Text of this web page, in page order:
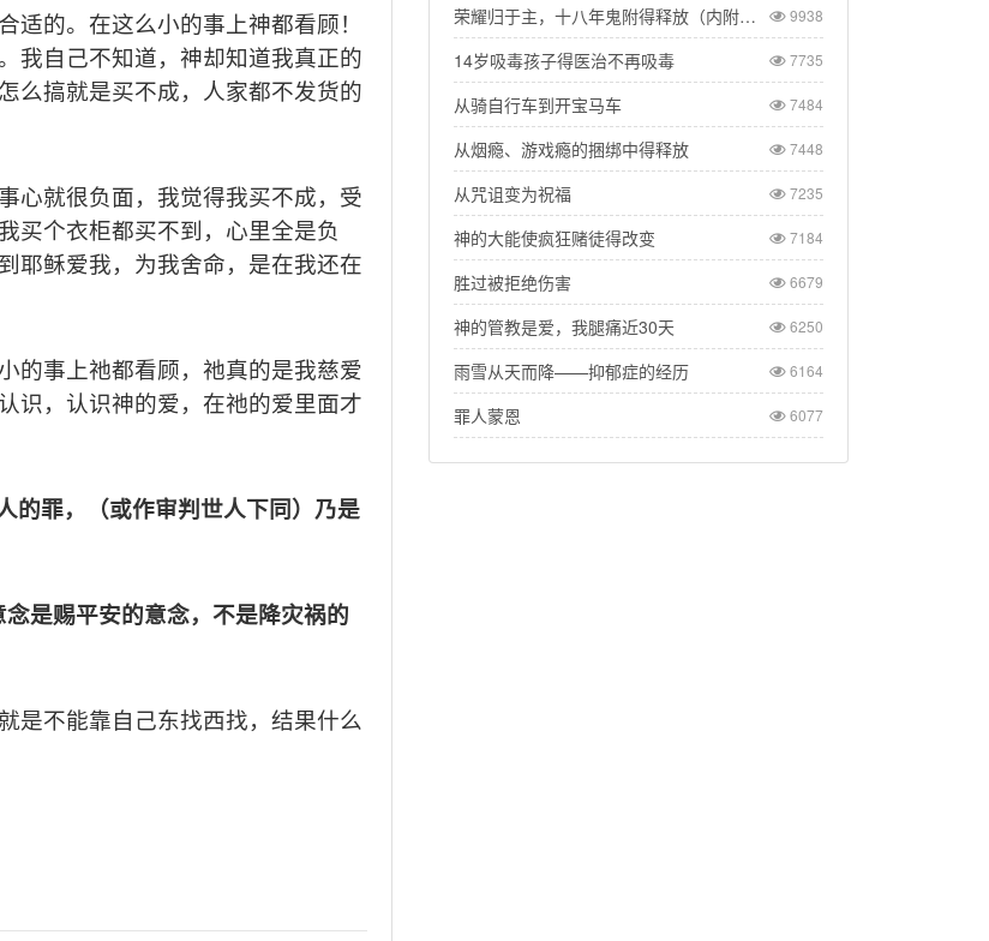
适的。在这么小的事上神都看顾！
我自己不知道，神却知道我真正的
么搞就是买不成，人家都不发货的
心就很负面，我觉得我买不成，受
买个衣柜都买不到，心里全是负
耶稣爱我，为我舍命，是在我还在
的事上祂都看顾，祂真的是我慈爱
识，认识神的爱，在祂的爱里面才
的罪，（或作审判世人下同）乃是
是赐平安的意念，不是降灾祸的
是不能靠自己东找西找，结果什么
荣耀归于主，十八年鬼附得释放（内附纪录片供观看） 9938
14岁吸毒孩子得医治不再吸毒 7735
从骑自行车到开宝马车 7484
从烟瘾、游戏瘾的捆绑中得释放 7448
从咒诅变为祝福 7235
神的大能使疯狂赌徒得改变 7184
胜过被拒绝伤害 6679
神的管教是爱，我腿痛近30天 6250
雨雪从天而降——抑郁症的经历 6164
罪人蒙恩 6077